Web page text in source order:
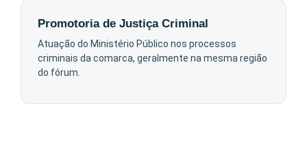
Promotoria de Justiça Criminal
Atuação do Ministério Público nos processos
criminais da comarca, geralmente na mesma região
do fórum.